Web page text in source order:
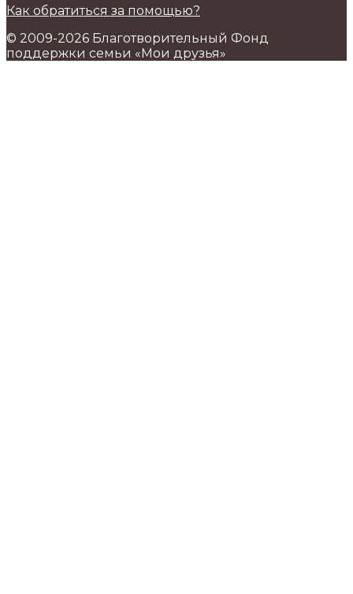
Как обратиться за помощью?
© 2009-2026 Благотворительный Фонд
поддержки семьи «Мои друзья»